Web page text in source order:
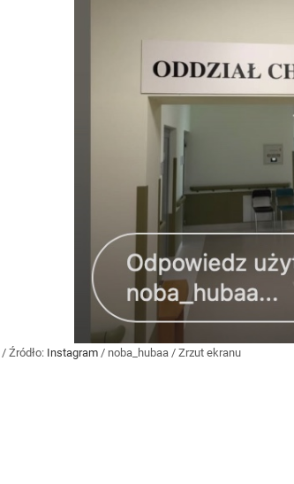
/ Źródło: Instagram / noba_hubaa / Zrzut ekranu